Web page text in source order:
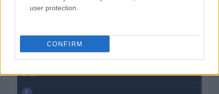
user protection.
CONFIRM
(SYBTC)
(BTC)